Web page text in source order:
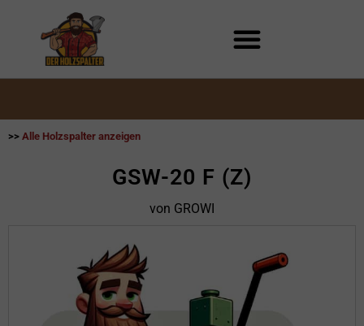
>> Alle Holzspalter anzeigen
GSW-20 F (Z)
von GROWI